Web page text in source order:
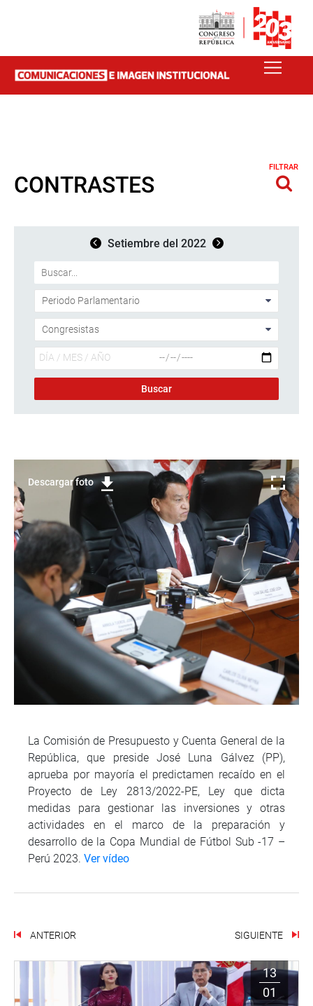
CONTRASTES
FILTRAR
Setiembre del 2022
Descargar foto
La Comisión de Presupuesto y Cuenta General de la
República, que preside José Luna Gálvez (PP),
aprueba por mayoría el predictamen recaído en el
Proyecto de Ley 2813/2022-PE, Ley que dicta
medidas para gestionar las inversiones y otras
actividades en el marco de la preparación y
desarrollo de la Copa Mundial de Fútbol Sub -17 –
Perú 2023. Ver vídeo
ANTERIOR SIGUIENTE
13
01